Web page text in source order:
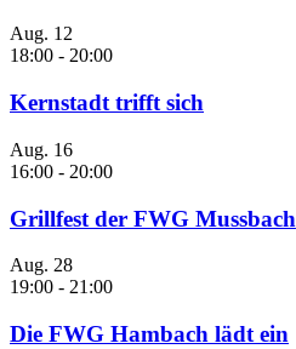
Aug. 12
18:00 - 20:00
Kernstadt trifft sich
Aug. 16
16:00 - 20:00
Grillfest der FWG Mussbach
Aug. 28
19:00 - 21:00
Die FWG Hambach lädt ein